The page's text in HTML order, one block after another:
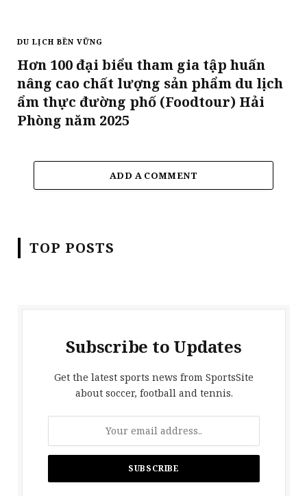
DU LỊCH BỀN VỮNG
Hơn 100 đại biểu tham gia tập huấn
nâng cao chất lượng sản phẩm du lịch
ẩm thực đường phố (Foodtour) Hải
Phòng năm 2025
ADD A COMMENT
TOP POSTS
Subscribe to Updates
Get the latest sports news from SportsSite
about soccer, football and tennis.